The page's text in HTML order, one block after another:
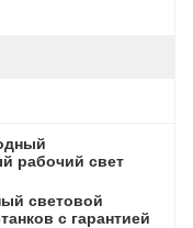
рабочий свет
световой
с гарантией